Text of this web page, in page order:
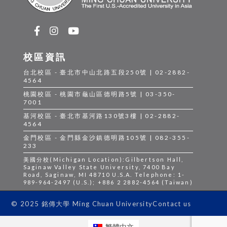
校區資訊
台北校區 - 臺北市中山北路五段250號 | 02-2882-
4564
桃園校區 - 桃園市龜山區德明路5號 | 03-350-
7001
基河校區 - 臺北市基河路130號3樓 | 02-2882-
4564
金門校區 - 金門縣金沙鎮德明路105號 | 082-355-
233
美國分校(Michigan Location):Gilbertson Hall,
Saginaw Valley State University, 7400 Bay
Road, Saginaw, MI 48710 U.S.A. Telephone: 1-
989-964-2497 (U.S.); +886 2 2882-4564 (Taiwan)
© 2025 銘傳大學 Ming Chuan UniversityContact us